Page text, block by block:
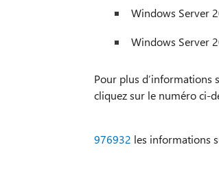
Windows Server
Windows Server
Pour plus d’informations
cliquez sur le numéro ci-
976932 les informations